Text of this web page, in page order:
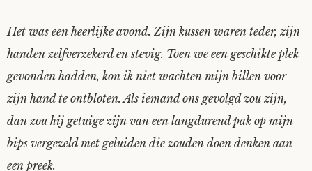
Het was een heerlijke avond. Zijn kussen waren teder, zijn
handen zelfverzekerd en stevig. Toen we een geschikte plek
gevonden hadden, kon ik niet wachten mijn billen voor
zijn hand te ontbloten. Als iemand ons gevolgd zou zijn,
dan zou hij getuige zijn van een langdurend pak op mijn
bips vergezeld met geluiden die zouden doen denken aan
een preek.